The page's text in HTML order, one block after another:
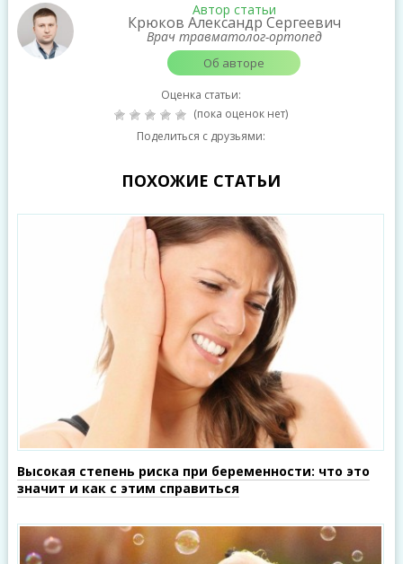
Автор статьи
Крюков Александр Сергеевич
Врач травматолог-ортопед
Об авторе
Оценка статьи:
(пока оценок нет)
Поделиться с друзьями:
ПОХОЖИЕ СТАТЬИ
Высокая степень риска при беременности: что это
значит и как с этим справиться